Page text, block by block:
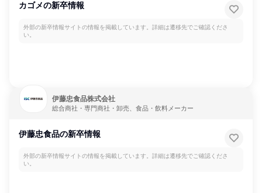
カゴメの新卒情報
外部の新卒情報サイトの情報を掲載しています。詳細は遷移先でご確認くださ
い。
伊藤忠食品株式会社
総合商社・専門商社・卸売、食品・飲料メーカー
伊藤忠食品の新卒情報
外部の新卒情報サイトの情報を掲載しています。詳細は遷移先でご確認くださ
い。